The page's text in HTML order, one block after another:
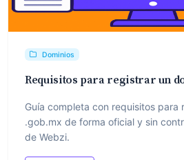
Dominios
Requisitos para registrar un
Guía completa con requisitos para
.gob.mx de forma oficial y sin
de Webzi.